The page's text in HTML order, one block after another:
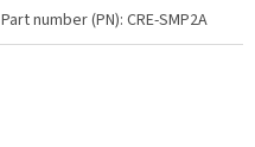
Part number (PN): CRE-SMP2A